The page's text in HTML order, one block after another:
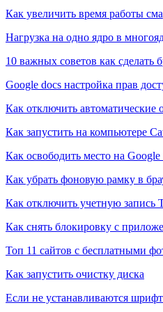
Как увеличить время работы
Нагрузка на одно ядро в
10 важных советов как сделать
Google docs настройка прав
Как отключить автоматические
Как запустить на компьютере
Как освободить место на
Как убрать фоновую рамку в
Как отключить учетную запись
Как снять блокировку с
Топ 11 сайтов с бесплатными
Как запустить очистку диска
Если не устанавливаются